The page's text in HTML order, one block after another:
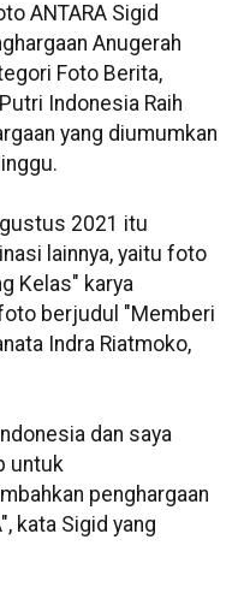
ANTARA Sigid
Anugerah
Foto Berita,
Indonesia Raih
yang diumumkan
2021 itu
lainnya, yaitu foto
Kelas" karya
berjudul "Memberi
Indra Riatmoko,
dan saya
untuk
penghargaan
kata Sigid yang